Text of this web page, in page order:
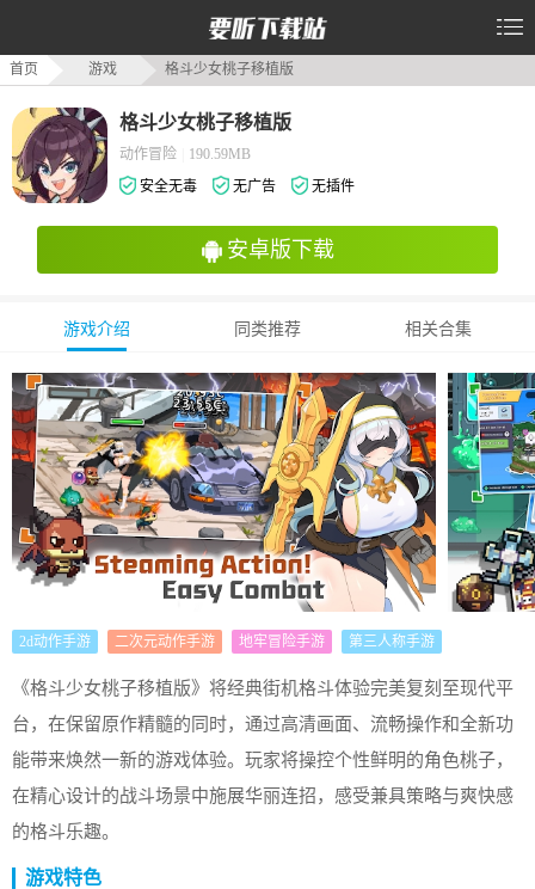
首页 游戏 格斗少女桃子移植版
格斗少女桃子移植版
动作冒险
190.59MB
安全无毒
无广告 无插件
安卓版下载
游戏介绍 同类推荐 相关合集
2d动作手游 二次元动作手游 地牢冒险手游 第三人称手游
《格斗少女桃子移植版》将经典街机格斗体验完美复刻至现代平
台，在保留原作精髓的同时，通过高清画面、流畅操作和全新功
能带来焕然一新的游戏体验。玩家将操控个性鲜明的角色桃子，
在精心设计的战斗场景中施展华丽连招，感受兼具策略与爽快感
的格斗乐趣。
游戏特色